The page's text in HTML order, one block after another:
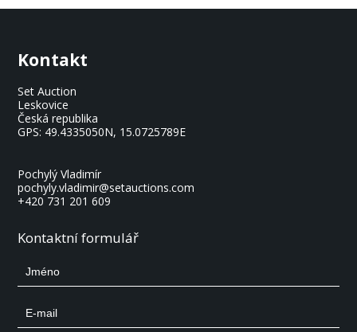
Kontakt
Set Auction
Leskovice
Česká republika
GPS: 49.4335050N, 15.0725789E
Pochylý Vladimír
pochyly.vladimir@setauctions.com
+420 731 201 609
Kontaktní formulář